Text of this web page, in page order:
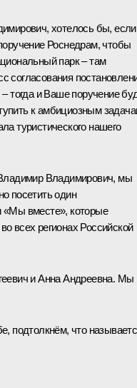
хотелось бы, если
Роснедрам, чтобы
парк – там
согласования
тогда и Ваше поручение
к амбициозным
туристического нашего
Владимирович, мы
посетить один
«Мы вместе», которые
всех регионах Российской
и Анна Андреевна. Мы
подтолкнём, что